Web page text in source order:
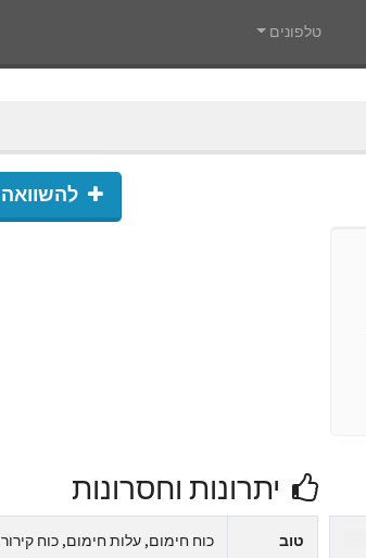
טלפונים
להשוואה
יתרונות וחסרונות
טוב כוח חימום, עלות חימום, כוח קירור